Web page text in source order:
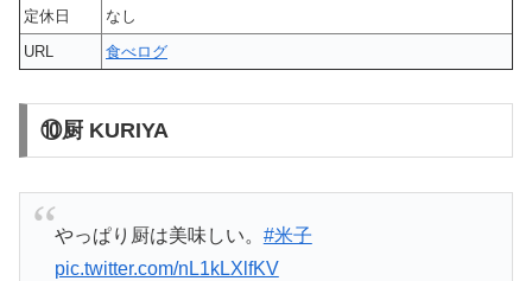
定休日
なし
URL
食べログ
⑩厨 KURIYA
やっぱり厨は美味しい。 #米子
pic.twitter.com/nL1kLXlfKV